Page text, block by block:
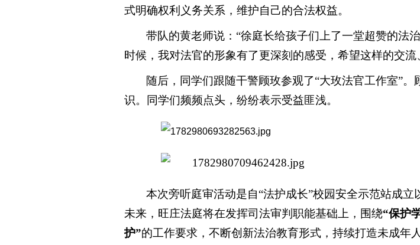
式明确权利义务关系，维护自己的合法权益。
带队的黄老师说：“徐庭长给孩子们上了一堂超赞的法
时候，我对法官的形象有了更深刻的感受，希望这样的交
随后，同学们跟随干警顾玫参观了“大玫法官工作室”
识。同学们频频点头，纷纷表示受益匪浅。
本次旁听庭审活动是自“法护成长”校园安全示范站成
未来，旺庄法庭将在发挥司法审判职能基础上，围绕“保护
护”的工作要求，不断创新法治教育形式，持续打造未成年